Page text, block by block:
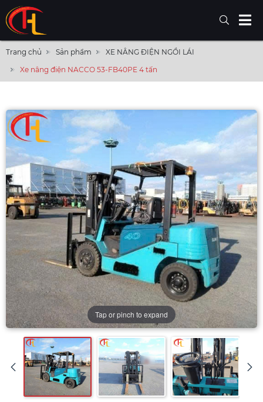
Trang chủ Sản phẩm
XE NÂNG ĐIỆN NGỒI LÁI
Xe nâng điện NACCO 53-FB40PE 4 tấn
Tap or pinch to expand